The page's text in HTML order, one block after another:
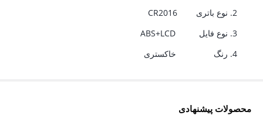
نوع باتری CR2016
نوع فایل ABS+LCD
رنگ خاکستری
محصولات پیشنهادی